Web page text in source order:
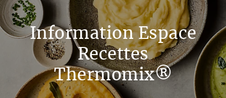
Information Espace
Recettes
Thermomix®